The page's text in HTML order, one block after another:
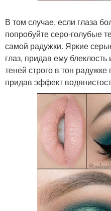
В том случае, если глаза
попробуйте серо-голубые
самой радужки. Яркие
глаз, придав ему
теней строго в тон
придав эффект